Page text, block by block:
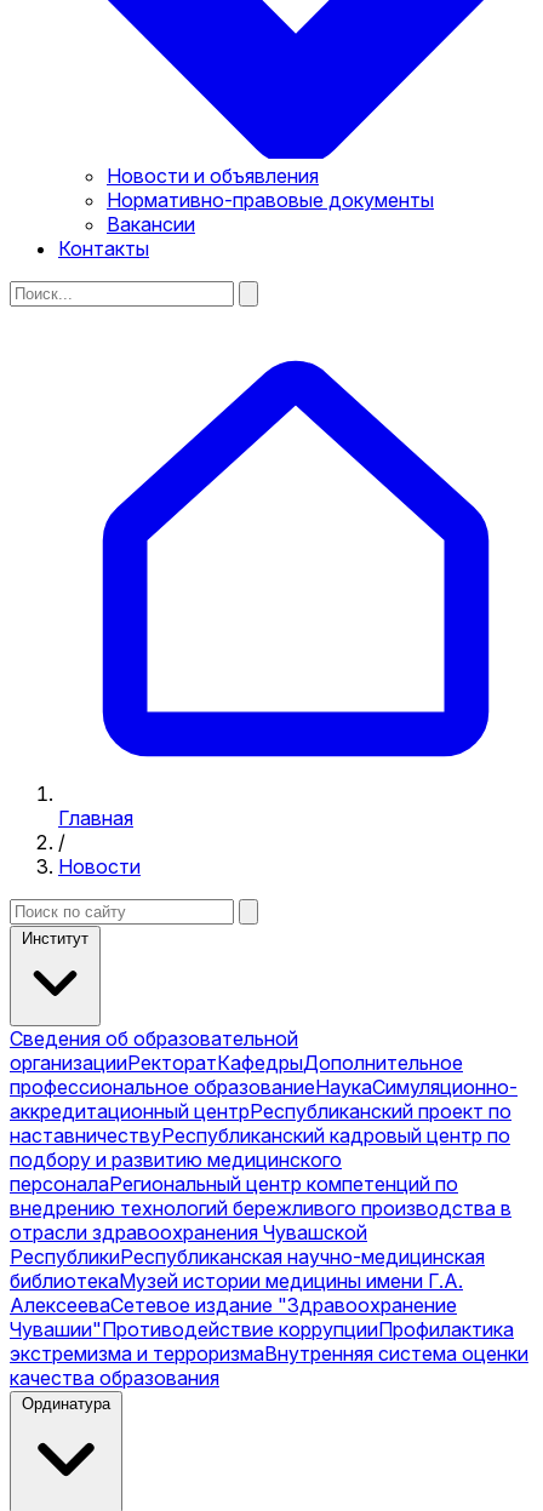
Новости и объявления
Нормативно-правовые документы
Вакансии
Контакты
Главная
/
Новости
Институт
Сведения об образовательной
организацииРекторатКафедрыДополнительное
профессиональное образованиеНаукаСимуляционно-
аккредитационный центрРеспубликанский проект по
наставничествуРеспубликанский кадровый центр по
подбору и развитию медицинского
персоналаРегиональный центр компетенций по
внедрению технологий бережливого производства в
отрасли здравоохранения Чувашской
РеспубликиРеспубликанская научно-медицинская
библиотекаМузей истории медицины имени Г.А.
АлексееваСетевое издание "Здравоохранение
Чувашии"Противодействие коррупцииПрофилактика
экстремизма и терроризмаВнутренняя система оценки
качества образования
Ординатура